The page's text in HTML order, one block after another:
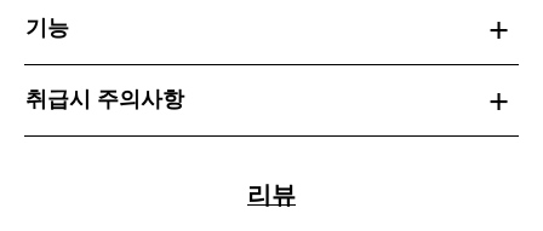
기능
취급시 주의사항
리뷰